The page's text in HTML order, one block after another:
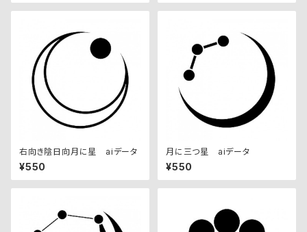
右向き陰日向月に星 aiデータ
¥550
月に三つ星 aiデータ
¥550